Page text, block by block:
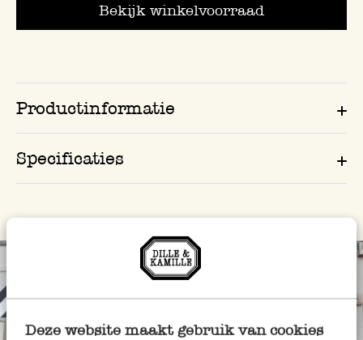
Deze website maakt gebruik van cookies
Bekijk winkelvoorraad
Productinformatie
Specificaties